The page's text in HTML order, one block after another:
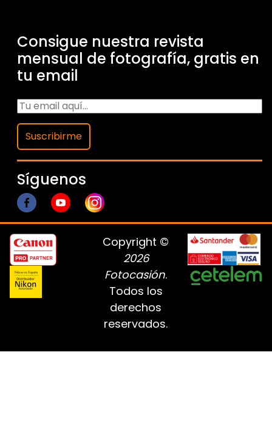
Consigue nuestra revista
mensual de fotografía, gratis en
tu email
Suscribirme
Síguenos
Copyright ©
2026
Fotocasión.
Todos los
derechos
reservados.